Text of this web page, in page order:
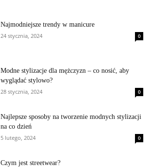
Najmodniejsze trendy w manicure
24 stycznia, 2024
0
Modne stylizacje dla mężczyzn – co nosić, aby
wyglądać stylowo?
28 stycznia, 2024
0
Najlepsze sposoby na tworzenie modnych stylizacji
na co dzień
5 lutego, 2024
0
Czym jest streetwear?